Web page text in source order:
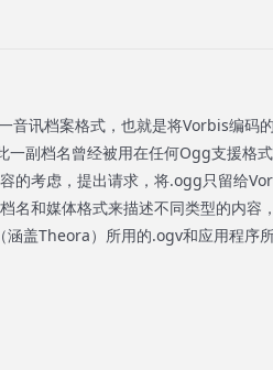
音讯档案格式，也就是将Vorbis编码
副档名曾经被用在任何Ogg支援格式
的考虑，提出请求，将.ogg只留给
名和媒体格式来描述不同类型的内容
盖Theora）所用的.ogv和应用程序所